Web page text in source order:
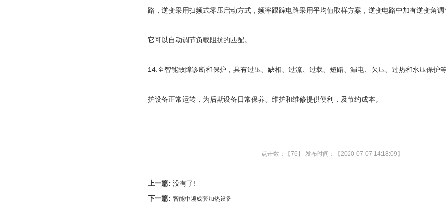
路，逆变采用扫频式零压启动方式，频率跟踪电路采用平均值取样方案，逆变电路中加有逆变角调
它可以自动调节负载阻抗的匹配。
14.全智能故障诊断和保护，具有过压、缺相、过流、过载、短路、漏电、欠压、过热和水压保护
护设备正常运转，为后期设备日常保养、维护和维修提供便利，及节约成本。
点击数：【76】 发布时间：【2020-07-07 14:18:09】
上一篇: 没有了!
下一篇: 智能中频成套加热设备